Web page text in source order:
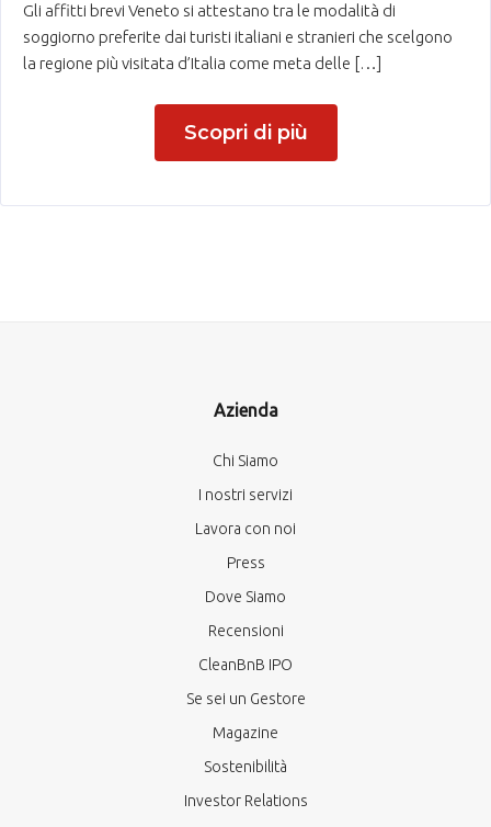
Gli affitti brevi Veneto si attestano tra le modalità di
soggiorno preferite dai turisti italiani e stranieri che scelgono
la regione più visitata d’Italia come meta delle […]
Scopri di più
Azienda
Chi Siamo
I nostri servizi
Lavora con noi
Press
Dove Siamo
Recensioni
CleanBnB IPO
Se sei un Gestore
Magazine
Sostenibilità
Investor Relations